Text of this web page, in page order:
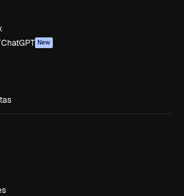
New